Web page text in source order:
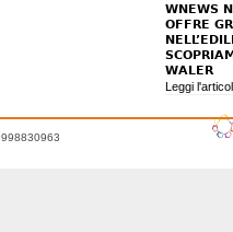
WNEWS
OFFRE
WALER
Leggi